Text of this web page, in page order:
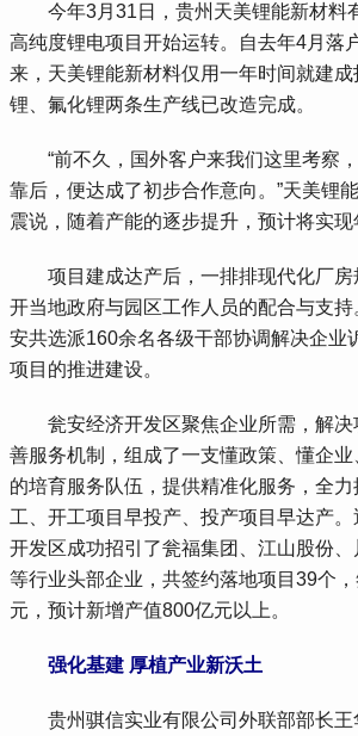
今年3月31日，贵州天美锂能新材料
高纯度锂电项目开始运转。自去年4月落
来，天美锂能新材料仅用一年时间就建
锂、氟化锂两条生产线已改造完成。
“前不久，国外客户来我们这里考察
靠后，便达成了初步合作意向。”天美锂
震说，随着产能的逐步提升，预计将实现
项目建成达产后，一排排现代化厂房
开当地政府与园区工作人员的配合与支
安共选派160余名各级干部协调解决企业
项目的推进建设。
瓮安经济开发区聚焦企业所需，解决
善服务机制，组成了一支懂政策、懂企业
的培育服务队伍，提供精准化服务，全
工、开工项目早投产、投产项目早达产
开发区成功招引了瓮福集团、江山股份
等行业头部企业，共签约落地项目39个
元，预计新增产值800亿元以上。
强化基建 厚植产业新沃土
贵州骐信实业有限公司外联部部长王